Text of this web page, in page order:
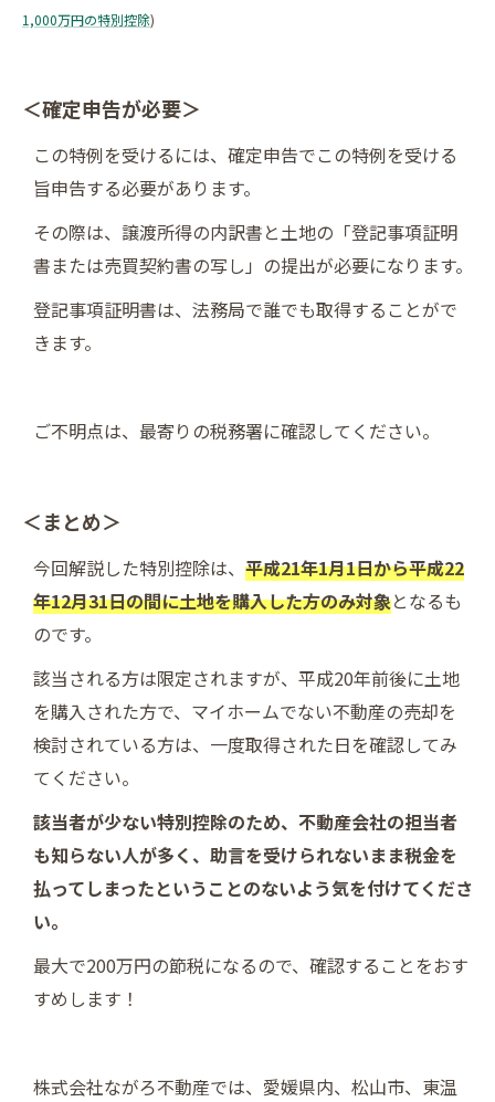
1,000万円の特別控除)
＜確定申告が必要＞
この特例を受けるには、確定申告でこの特例を受ける
旨申告する必要があります。
その際は、譲渡所得の内訳書と土地の「登記事項証明
書または売買契約書の写し」の提出が必要になります。
登記事項証明書は、法務局で誰でも取得することがで
きます。
ご不明点は、最寄りの税務署に確認してください。
＜まとめ＞
今回解説した特別控除は、 平成21年1月1日から平成22
年12月31日の間に土地を購入した方のみ対象となるも
のです。
該当される方は限定されますが、平成20年前後に土地
を購入された方で、マイホームでない不動産の売却を
検討されている方は、一度取得された日を確認してみ
てください。
該当者が少ない特別控除のため、不動産会社の担当者
も知らない人が多く、助言を受けられないまま税金を
払ってしまったということのないよう気を付けてくださ
い。
最大で200万円の節税になるので、確認することをおす
すめします！
株式会社ながろ不動産では、愛媛県内、松山市、東温